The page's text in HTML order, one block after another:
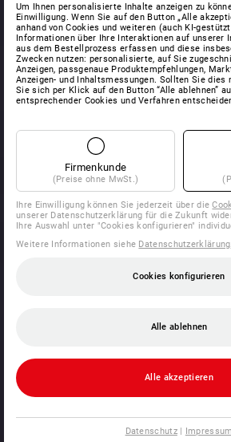
Um Ihnen personalisierte Inhalte anzeigen zu
Einwilligung. Wenn Sie auf den Button „Alle
anhand von Cookies und weiteren (auch KI-
Informationen über Ihre Interaktionen auf unserer
aus dem Bestellprozess erfassen und diese
Zwecken nutzen: personalisierte, auf Sie
Anzeigen, passgenaue Produktempfehlungen,
Anzeigen- und Inhaltsmessungen. Sollten Sie dies
Sie sich per Klick auf den Button “Alle ablehnen”
entsprechender Cookies und Verfahren
Firmenkunde
(Preise ohne MwSt.)
Ihre Einwilligung können Sie jederzeit über die
unserer Datenschutzerklärung für die Zukunft
Ihre Auswahl unter "Cookies konfigurieren"
Weitere Informationen siehe Datenschutzerklärung
Cookies konfigurieren
Alle ablehnen
Alle akzeptieren
Datenschutz| Impressum